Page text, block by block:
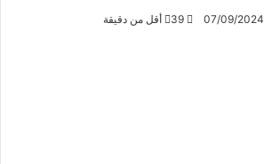
07/09/2024 أقل من دقيقة